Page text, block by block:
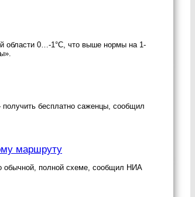
области 0…-1°С, что выше нормы на 1-
бесплатно саженцы, сообщил
маршруту
обычной, полной схеме, сообщил НИА